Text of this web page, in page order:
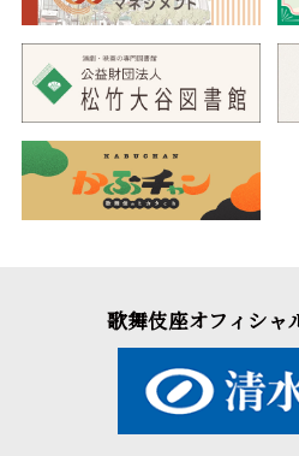
歌舞伎座オフィシャ